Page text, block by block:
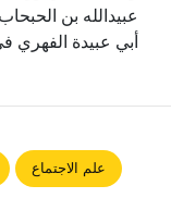
عبيدالله بن
أبي عبيدة الفهري
علم الاجتماع